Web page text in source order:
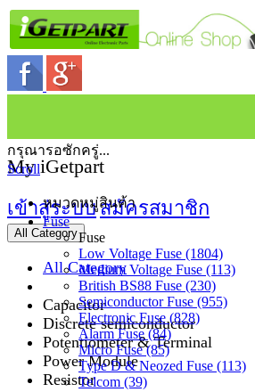
My iGetpart
เข้าสู่ระบบสมัครสมาชิก
All Category
All Category
Capacitor
Discrete semiconductor
Potentiometer & Terminal
Power Module
Resistor
กรุณารอซักครู่...
Scroll
หมวดหมู่สินค้า
Fuse
Fuse
Low Voltage Fuse (1804)
Medium Voltage Fuse (113)
British BS88 Fuse (230)
Semiconductor Fuse (955)
Electronic Fuse (828)
Alarm Fuse (84)
Micro Fuse (85)
Type D & Neozed Fuse (113)
Telcom (39)